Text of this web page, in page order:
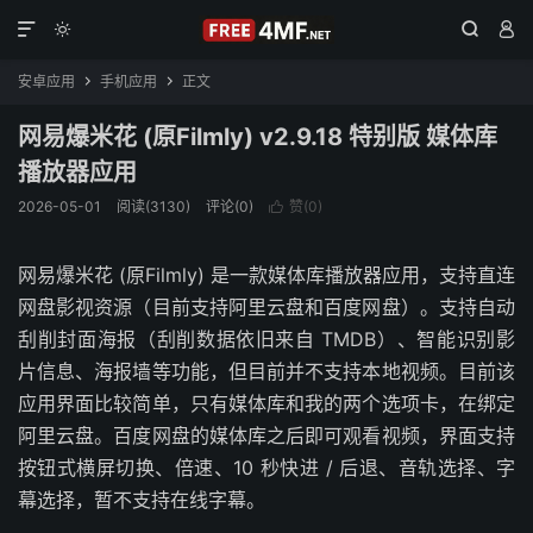
  

安卓应用  手机应用  正文
网易爆米花 (原Filmly) v2.9.18 特别版 媒体库
播放器应用
2026-05-01 阅读(3130) 评论(0)  赞(0)
网易爆米花 (原Filmly) 是一款媒体库播放器应用，支持直连
网盘影视资源（目前支持阿里云盘和百度网盘）。支持自动
刮削封面海报（刮削数据依旧来自 TMDB）、智能识别影
片信息、海报墙等功能，但目前并不支持本地视频。目前该
应用界面比较简单，只有媒体库和我的两个选项卡，在绑定
阿里云盘。百度网盘的媒体库之后即可观看视频，界面支持
按钮式横屏切换、倍速、10 秒快进 / 后退、音轨选择、字
幕选择，暂不支持在线字幕。